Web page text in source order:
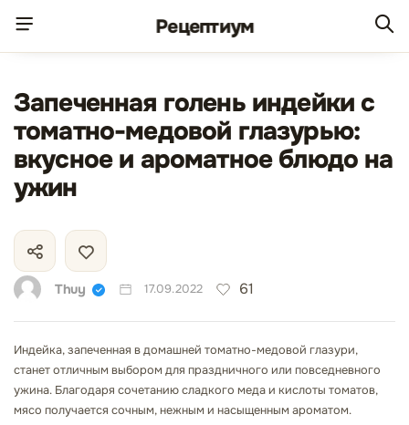
Рецептиум
Запеченная голень индейки с
томатно-медовой глазурью:
вкусное и ароматное блюдо на
ужин
Thuy 17.09.2022 61
Индейка, запеченная в домашней томатно-медовой глазури,
станет отличным выбором для праздничного или повседневного
ужина. Благодаря сочетанию сладкого меда и кислоты томатов,
мясо получается сочным, нежным и насыщенным ароматом.